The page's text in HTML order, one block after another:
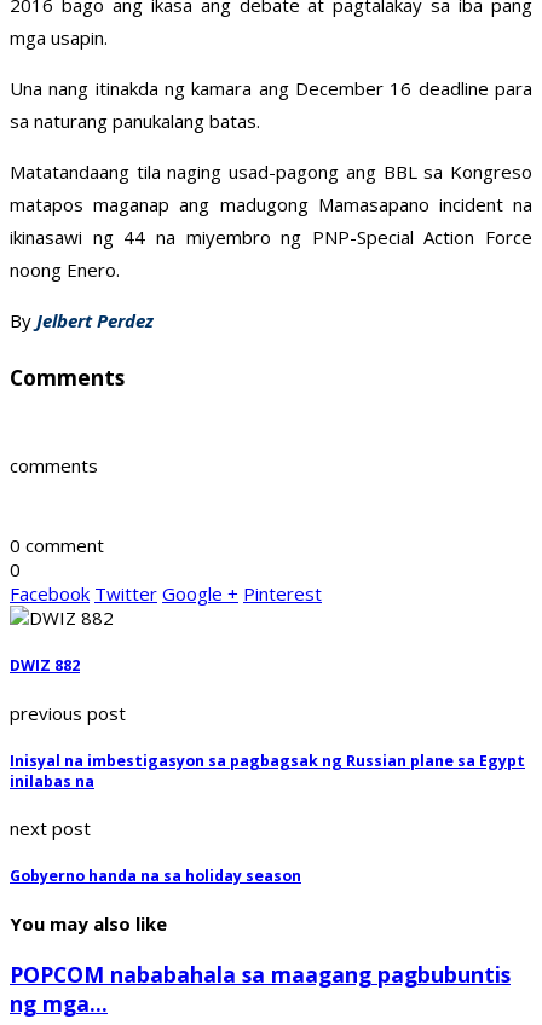
2016 bago ang ikasa ang debate at pagtalakay sa iba pang
mga usapin.
Una nang itinakda ng kamara ang December 16 deadline para
sa naturang panukalang batas.
Matatandaang tila naging usad-pagong ang BBL sa Kongreso
matapos maganap ang madugong Mamasapano incident na
ikinasawi ng 44 na miyembro ng PNP-Special Action Force
noong Enero.
By Jelbert Perdez
Comments
comments
0 comment
0
Facebook Twitter Google + Pinterest
DWIZ 882
previous post
Inisyal na imbestigasyon sa pagbagsak ng Russian plane sa Egypt
inilabas na
next post
Gobyerno handa na sa holiday season
You may also like
POPCOM nababahala sa maagang pagbubuntis
ng mga...